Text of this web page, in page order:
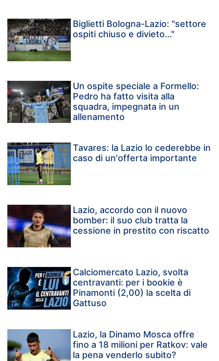
Biglietti Bologna-Lazio: "settore
ospiti chiuso e divieto…"
Un ospite speciale a Formello:
Pedro ha fatto visita alla
squadra, impegnata in un
allenamento
Tavares: la Lazio lo cederebbe in
caso di un'offerta importante
Lazio, accordo con il nuovo
bomber: il suo club tratta la
cessione in prestito con riscatto
Calciomercato Lazio, svolta
centravanti: per i bookie è
Pinamonti (2,00) la scelta di
Gattuso
Lazio, la Dinamo Mosca offre
fino a 18 milioni per Ratkov: vale
la pena venderlo subito?